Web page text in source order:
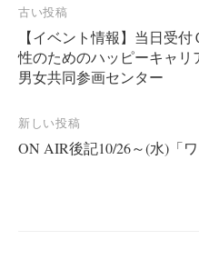
投
稿
ナ
ゲ
ー
古い投稿
【イベント情報】当日受
性のためのハッピーキャリ
男女共同参画センター
新しい投稿
ON AIR後記10/26～(水)「